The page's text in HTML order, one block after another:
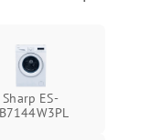
Sharp ES-